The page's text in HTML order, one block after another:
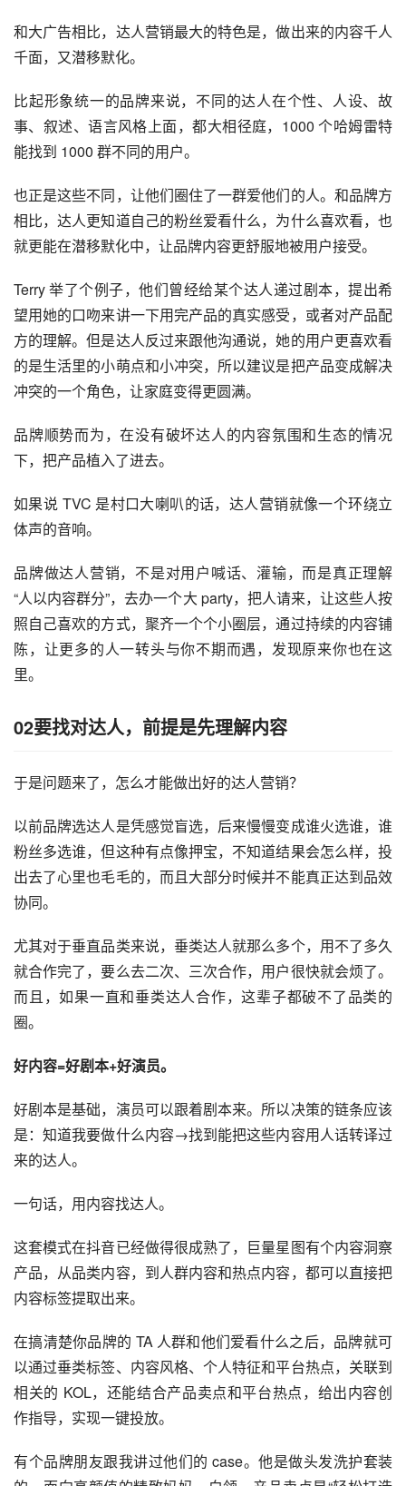
和大广告相比， 达人营销最大的特色是，做出来的内容千人
千面，又潜移默化。
比起形象统一的品牌来说，不同的达人在个性、人设、故
事、叙述、语言风格上面，都大相径庭，1000 个哈姆雷特
能找到 1000 群不同的用户。
也正是这些不同，让他们圈住了一群爱他们的人。和品牌方
相比，达人更知道自己的粉丝爱看什么，为什么喜欢看，也
就更能在潜移默化中，让品牌内容更舒服地被用户接受。
Terry 举了个例子，他们曾经给某个达人递过剧本，提出希
望用她的口吻来讲一下用完产品的真实感受，或者对产品配
方的理解。但是达人反过来跟他沟通说，她的用户更喜欢看
的是生活里的小萌点和小冲突，所以建议是把产品变成解决
冲突的一个角色，让家庭变得更圆满。
品牌顺势而为，在没有破坏达人的内容氛围和生态的情况
下，把产品植入了进去。
如果说 TVC 是村口大喇叭的话，达人营销就像一个环绕立
体声的音响。
品牌做达人营销，不是对用户喊话、灌输，而是真正理解
“人以内容群分”，去办一个大 party，把人请来，让这些人按
照自己喜欢的方式，聚齐一个个小圈层，通过持续的内容铺
陈，让更多的人一转头与你不期而遇，发现原来你也在这
里。
02要找对达人，前提是先理解内容
于是问题来了，怎么才能做出好的达人营销？
以前品牌选达人是凭感觉盲选，后来慢慢变成谁火选谁，谁
粉丝多选谁，但这种有点像押宝，不知道结果会怎么样，投
出去了心里也毛毛的，而且大部分时候并不能真正达到品效
协同。
尤其对于垂直品类来说，垂类达人就那么多个，用不了多久
就合作完了，要么去二次、三次合作，用户很快就会烦了。
而且，如果一直和垂类达人合作，这辈子都破不了品类的
圈。
好内容=好剧本+好演员。
好剧本是基础，演员可以跟着剧本来。所以决策的链条应该
是：知道我要做什么内容→找到能把这些内容用人话转译过
来的达人。
一句话，用内容找达人。
这套模式在抖音已经做得很成熟了，巨量星图有个内容洞察
产品，从品类内容，到人群内容和热点内容，都可以直接把
内容标签提取出来。
在搞清楚你品牌的 TA 人群和他们爱看什么之后，品牌就可
以通过垂类标签、内容风格、个人特征和平台热点，关联到
相关的 KOL，还能结合产品卖点和平台热点，给出内容创
作指导，实现一键投放。
有个品牌朋友跟我讲过他们的 case。他是做头发洗护套装